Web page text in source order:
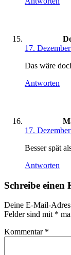
17.
Das wäre
Antworten
17.
Besser spät
Antworten
Schreibe einen
Deine E-Mail-
Felder sind mit *
Kommentar *